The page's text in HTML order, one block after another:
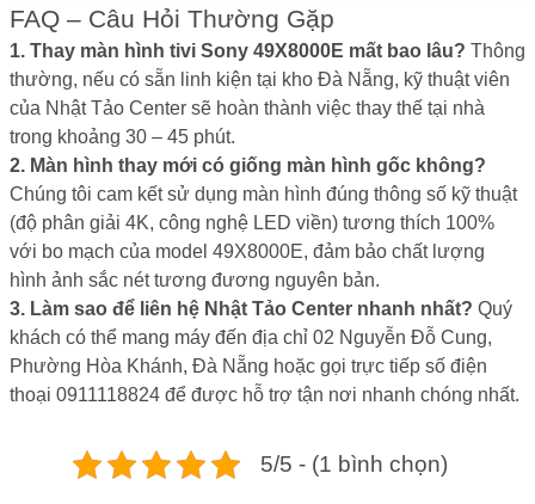
FAQ – Câu Hỏi Thường Gặp
1. Thay màn hình tivi Sony 49X8000E mất bao lâu? Thông
thường, nếu có sẵn linh kiện tại kho Đà Nẵng, kỹ thuật viên
của Nhật Tảo Center sẽ hoàn thành việc thay thế tại nhà
trong khoảng 30 – 45 phút.
2. Màn hình thay mới có giống màn hình gốc không?
Chúng tôi cam kết sử dụng màn hình đúng thông số kỹ thuật
(độ phân giải 4K, công nghệ LED viền) tương thích 100%
với bo mạch của model 49X8000E, đảm bảo chất lượng
hình ảnh sắc nét tương đương nguyên bản.
3. Làm sao để liên hệ Nhật Tảo Center nhanh nhất? Quý
khách có thể mang máy đến địa chỉ 02 Nguyễn Đỗ Cung,
Phường Hòa Khánh, Đà Nẵng hoặc gọi trực tiếp số điện
thoại 0911118824 để được hỗ trợ tận nơi nhanh chóng nhất.
5/5 - (1 bình chọn)